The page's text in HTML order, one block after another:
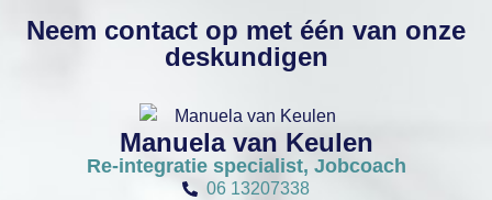
Neem contact op met één van onze
deskundigen
Manuela van Keulen
Re-integratie specialist, Jobcoach
06 13207338